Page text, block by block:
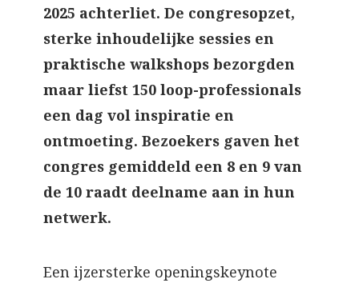
2025 achterliet. De congresopzet,
sterke inhoudelijke sessies en
praktische walkshops bezorgden
maar liefst 150 loop-professionals
een dag vol inspiratie en
ontmoeting. Bezoekers gaven het
congres gemiddeld een 8 en 9 van
de 10 raadt deelname aan in hun
netwerk.
Een ijzersterke openingskeynote